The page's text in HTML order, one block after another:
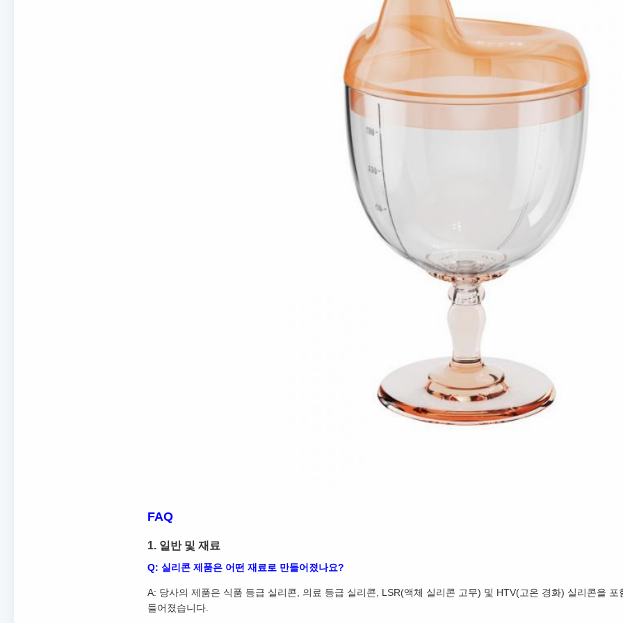
FAQ
1. 일반 및 재료
Q: 실리콘 제품은 어떤 재료로 만들어졌나요?
A: 당사의 제품은 식품 등급 실리콘, 의료 등급 실리콘, LSR(액체 실리콘 고무) 및 HTV(고온 경화) 실리콘을
들어졌습니다.